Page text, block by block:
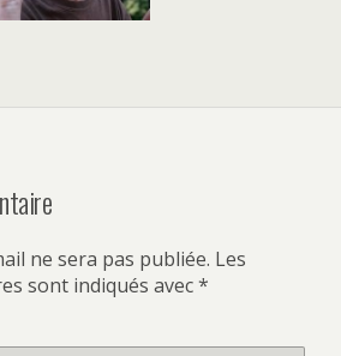
ne sera pas publiée. Les
sont indiqués avec*